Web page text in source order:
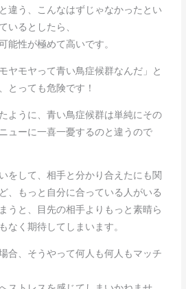
違う、こんなはずじゃなかったとい
いるとしたら、
能性が極めて高いです。
ヤモヤって青い鳥症候群なんだ」と
とっても危険です！
ように、青い鳥症候群は単純にその
ューに一喜一憂するのと違うので
をして、相手と分かり合えたにも関
、もっと自分に合っている人がいる
うと、目先の相手よりもっと素晴ら
なく期待してしまいます。
合、そうやって何人も何人もマッチ